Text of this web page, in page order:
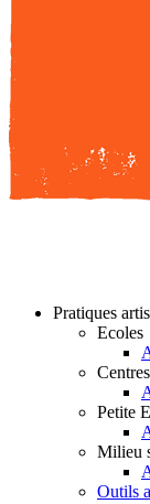
Pratiques
Ecoles
Petite
Milieu
Outils